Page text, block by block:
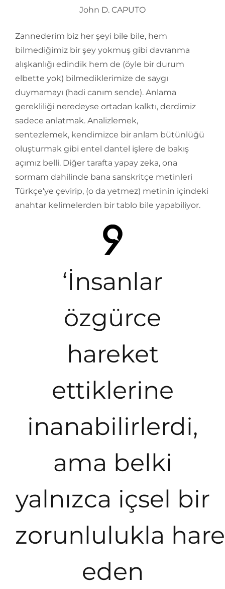
John D. CAPUTO
Zannederim biz her şeyi bile bile, hem
bilmediğimiz bir şey yokmuş gibi davranma
alışkanlığı edindik hem de (öyle bir durum
elbette yok) bilmediklerimize de saygı
duymamayı (hadi canım sende). Anlama
gerekliliği neredeyse ortadan kalktı, derdimiz
sadece anlatmak. Analizlemek,
sentezlemek, kendimizce bir anlam bütünlüğü
oluşturmak gibi entel dantel işlere de bakış
açımız belli. Diğer tarafta yapay zeka, ona
sormam dahilinde bana sanskritçe metinleri
Türkçe’ye çevirip, (o da yetmez) metinin içindeki
anahtar kelimelerden bir tablo bile yapabiliyor.
‘İnsanlar
özgürce
hareket
ettiklerine
inanabilirlerdi,
ama belki
yalnızca içsel bir
zorunlulukla
eden